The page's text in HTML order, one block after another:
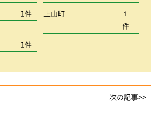
1件 上山町
１
件
1件
次の記事>>